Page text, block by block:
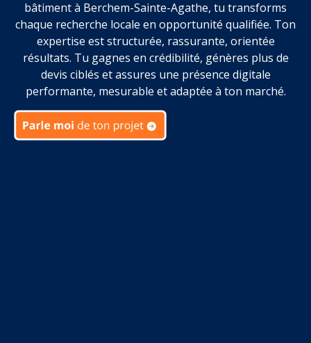
bâtiment à Berchem-Sainte-Agathe, tu transforms
chaque recherche locale en opportunité qualifiée. Ton
expertise est structurée, rassurante, orientée
résultats. Tu gagnes en crédibilité, génères plus de
devis ciblés et assures une présence digitale
performante, mesurable et adaptée à ton marché.